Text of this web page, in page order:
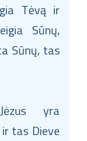
Tėvą ir
Sūnų,
Sūnų, tas
yra
tas Dieve